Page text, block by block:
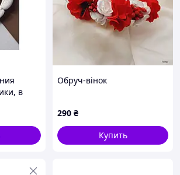
в
ТМ
Обруч-вінок
290 ₴
Купить